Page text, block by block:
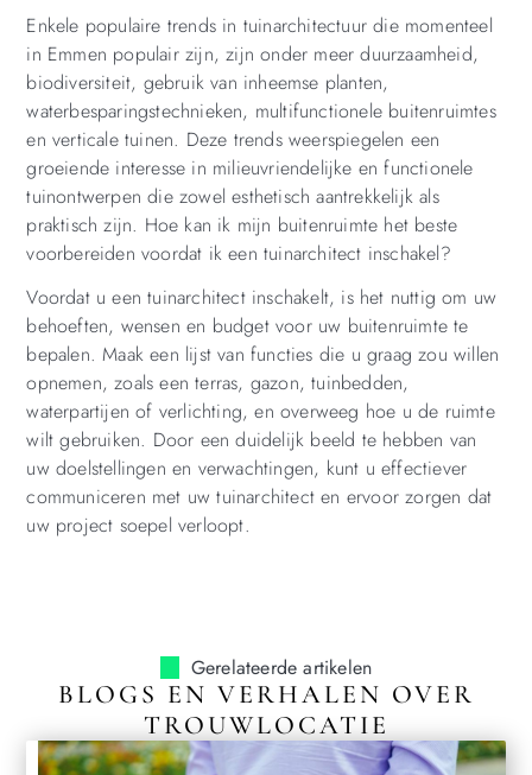
Enkele populaire trends in tuinarchitectuur die momenteel
in Emmen populair zijn, zijn onder meer duurzaamheid,
biodiversiteit, gebruik van inheemse planten,
waterbesparingstechnieken, multifunctionele buitenruimtes
en verticale tuinen. Deze trends weerspiegelen een
groeiende interesse in milieuvriendelijke en functionele
tuinontwerpen die zowel esthetisch aantrekkelijk als
praktisch zijn. Hoe kan ik mijn buitenruimte het beste
voorbereiden voordat ik een tuinarchitect inschakel?
Voordat u een tuinarchitect inschakelt, is het nuttig om uw
behoeften, wensen en budget voor uw buitenruimte te
bepalen. Maak een lijst van functies die u graag zou willen
opnemen, zoals een terras, gazon, tuinbedden,
waterpartijen of verlichting, en overweeg hoe u de ruimte
wilt gebruiken. Door een duidelijk beeld te hebben van
uw doelstellingen en verwachtingen, kunt u effectiever
communiceren met uw tuinarchitect en ervoor zorgen dat
uw project soepel verloopt.
Gerelateerde artikelen
BLOGS EN VERHALEN OVER
TROUWLOCATIE